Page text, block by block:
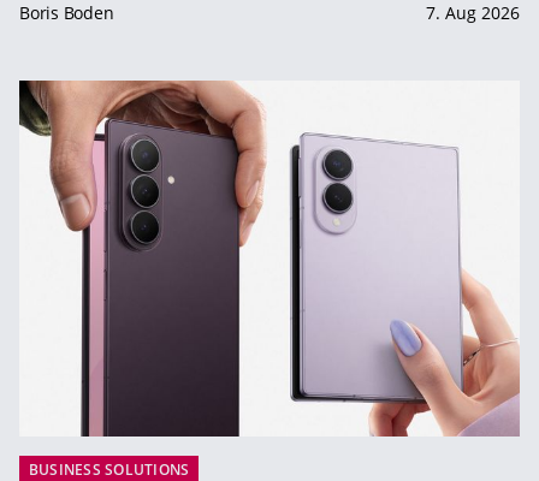
Boris Boden 7. Aug 2026
BUSINESS SOLUTIONS